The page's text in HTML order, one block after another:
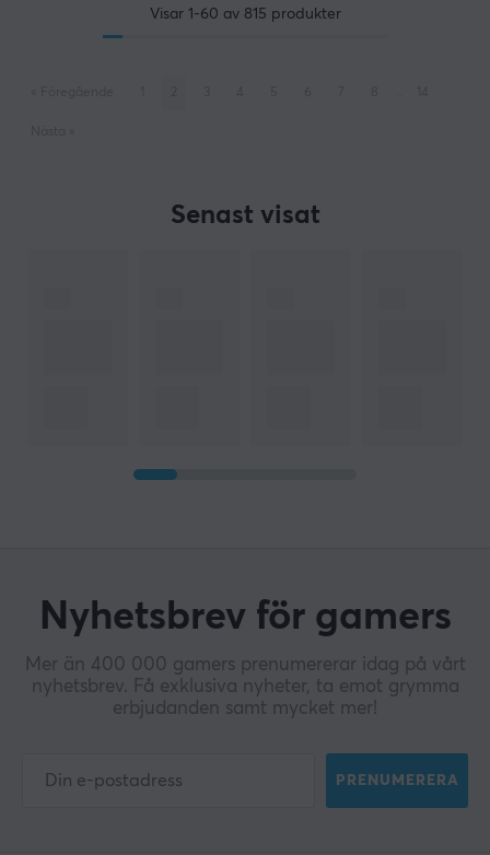
Visar 1-60 av 815 produkter
Senast visat
Nyhetsbrev för gamers
Mer än 400 000 gamers prenumererar idag på vårt
nyhetsbrev. Få exklusiva nyheter, ta emot grymma
erbjudanden samt mycket mer!
PRENUMERERA